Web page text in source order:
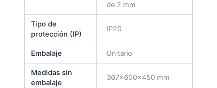
de 2 mm
Tipo de
protección (IP)
IP20
Embalaje Unitario
Medidas sin
embalaje
367x600x450 mm